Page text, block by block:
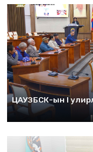
ЦАУЗБСК-ын I